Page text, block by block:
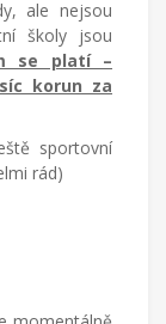
ale nejsou
školy jsou
se platí –
korun za
sportovní
rád)